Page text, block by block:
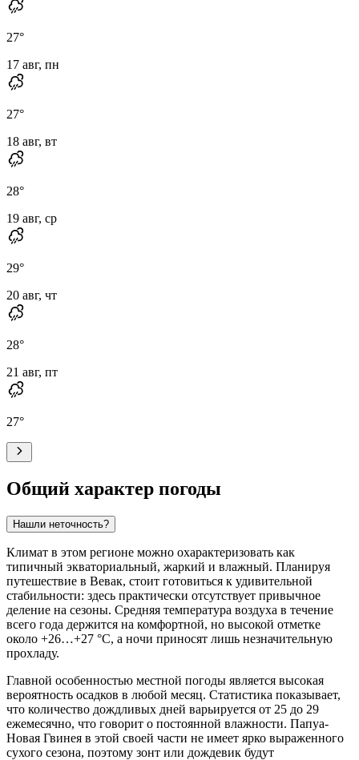
27°
17 авг, пн
27°
18 авг, вт
28°
19 авг, ср
29°
20 авг, чт
28°
21 авг, пт
27°
Общий характер погоды
Нашли неточность?
Климат в этом регионе можно охарактеризовать как
типичный экваториальный, жаркий и влажный. Планируя
путешествие в Вевак, стоит готовиться к удивительной
стабильности: здесь практически отсутствует привычное
деление на сезоны. Средняя температура воздуха в течение
всего года держится на комфортной, но высокой отметке
около +26…+27 °C, а ночи приносят лишь незначительную
прохладу.
Главной особенностью местной погоды является высокая
вероятность осадков в любой месяц. Статистика показывает,
что количество дождливых дней варьируется от 25 до 29
ежемесячно, что говорит о постоянной влажности. Папуа-
Новая Гвинея в этой своей части не имеет ярко выраженного
сухого сезона, поэтому зонт или дождевик будут